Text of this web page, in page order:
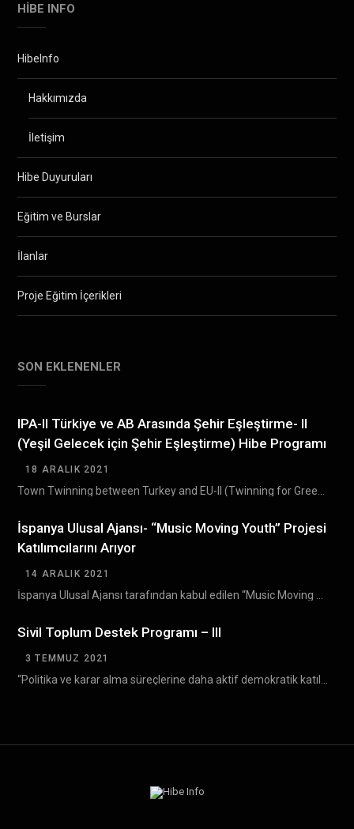
HIBE INFO
HibeInfo
Hakkımızda
İletişim
Hibe Duyuruları
Eğitim ve Burslar
İlanlar
Proje Eğitim İçerikleri
SON EKLENENLER
IPA-II Türkiye ve AB Arasında Şehir Eşleştirme- II
(Yeşil Gelecek için Şehir Eşleştirme) Hibe Programı
18 ARALIK 2021
Town Twinning between Turkey and EU-II (Twinning for Green Future) Grant Scheme (TTGS- II) Türkiye…
İspanya Ulusal Ajansı- “Music Moving Youth” Projesi
Katılımcılarını Arıyor
14 ARALIK 2021
İspanya Ulusal Ajansı tarafından kabul edilen “Music Moving Youth ” Erasmus+ projesinin Bulgaristan’da gerçekleşecek olan…
Sivil Toplum Destek Programı – III
3 TEMMUZ 2021
“Politika ve karar alma süreçlerine daha aktif demokratik katılım yoluyla sivil toplumun gelişiminin desteklenmesi” amacıyla…